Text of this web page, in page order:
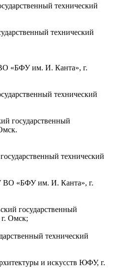
технический
технический
«БФУ им. И. Канта», г.
технический
государственный
технический
ВО «БФУ им. И. Канта», г.
государственный
г. Омск;
технический
и искусств ЮФУ, г.